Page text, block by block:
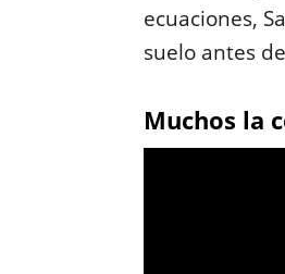
ecuaciones,
suelo antes
Muchos la